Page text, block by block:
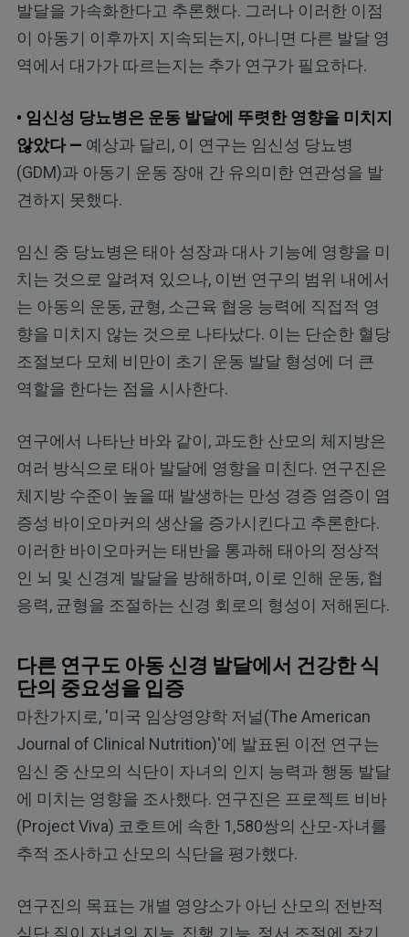
발달을 가속화한다고 추론했다. 그러나 이러한 이점
이 아동기 이후까지 지속되는지, 아니면 다른 발달 영
역에서 대가가 따르는지는 추가 연구가 필요하다.
• 임신성 당뇨병은 운동 발달에 뚜렷한 영향을 미치지
않았다 — 예상과 달리, 이 연구는 임신성 당뇨병
(GDM)과 아동기 운동 장애 간 유의미한 연관성을 발
견하지 못했다.
임신 중 당뇨병은 태아 성장과 대사 기능에 영향을 미
치는 것으로 알려져 있으나, 이번 연구의 범위 내에서
는 아동의 운동, 균형, 소근육 협응 능력에 직접적 영
향을 미치지 않는 것으로 나타났다. 이는 단순한 혈당
조절보다 모체 비만이 초기 운동 발달 형성에 더 큰
역할을 한다는 점을 시사한다.
연구에서 나타난 바와 같이, 과도한 산모의 체지방은
여러 방식으로 태아 발달에 영향을 미친다. 연구진은
체지방 수준이 높을 때 발생하는 만성 경증 염증이 염
증성 바이오마커의 생산을 증가시킨다고 추론한다.
이러한 바이오마커는 태반을 통과해 태아의 정상적
인 뇌 및 신경계 발달을 방해하며, 이로 인해 운동, 협
응력, 균형을 조절하는 신경 회로의 형성이 저해된다.
다른 연구도 아동 신경 발달에서 건강한 식
단의 중요성을 입증
마찬가지로, '미국 임상영양학 저널(The American
Journal of Clinical Nutrition)'에 발표된 이전 연구는
임신 중 산모의 식단이 자녀의 인지 능력과 행동 발달
에 미치는 영향을 조사했다. 연구진은 프로젝트 비바
(Project Viva) 코호트에 속한 1,580쌍의 산모-자녀를
추적 조사하고 산모의 식단을 평가했다.
연구진의 목표는 개별 영양소가 아닌 산모의 전반적